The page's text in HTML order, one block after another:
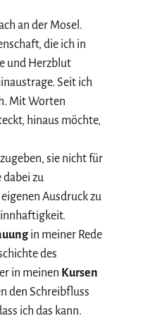
an der Mosel.
die ich in
und Herzblut
Seit ich
Mit Worten
hinaus möchte,
sie nicht für
dabei zu
Ausdruck zu
in meiner Rede
des
in meinen Kursen
den Schreibfluss
ich das kann.